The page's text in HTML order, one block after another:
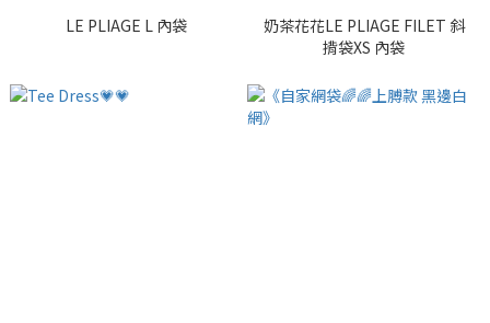
LE PLIAGE L 內袋
奶茶花花LE PLIAGE FILET 斜
揹袋XS 內袋